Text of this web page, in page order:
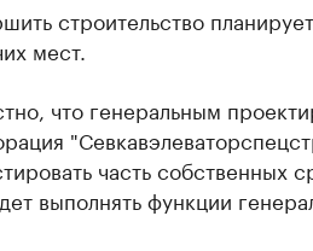
строительство
мест.
что генеральным
часть собственных
выполнять функции